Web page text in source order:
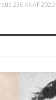
230 ANAF 2020